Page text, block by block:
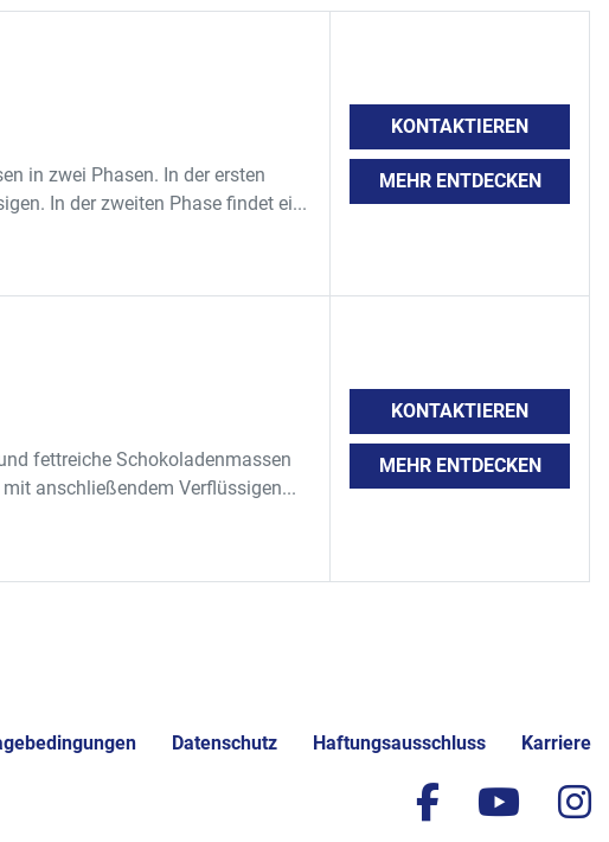
in zwei Phasen. In der ersten
In der zweiten Phase findet ei...
KONTAKTIEREN
MEHR ENTDECKEN
fettreiche Schokoladenmassen
anschließendem Verflüssigen...
KONTAKTIEREN
MEHR ENTDECKEN
Datenschutz Haftungsausschluss Karriere
facebook